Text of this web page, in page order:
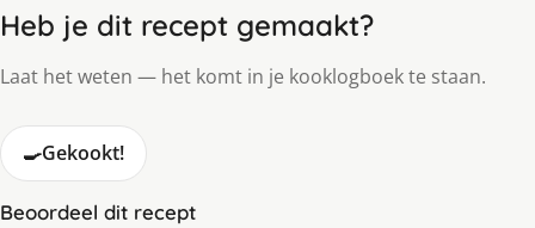
Heb je dit recept gemaakt?
Laat het weten — het komt in je kooklogboek te staan.
🍳Gekookt!
Beoordeel dit recept